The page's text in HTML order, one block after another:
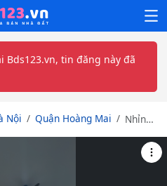
Bds123.vn, tin đăng này đã
Nội Quận Hoàng Mai
Nhỉnh
chung
cư cao